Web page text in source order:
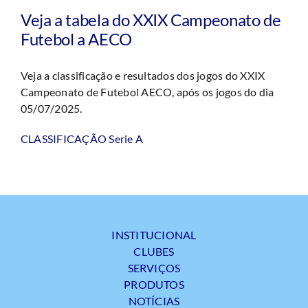
Veja a tabela do XXIX Campeonato de
Futebol a AECO
Veja a classificação e resultados dos jogos do XXIX
Campeonato de Futebol AECO, após os jogos do dia
05/07/2025.
CLASSIFICAÇÃO Serie A
INSTITUCIONAL
CLUBES
SERVIÇOS
PRODUTOS
NOTÍCIAS